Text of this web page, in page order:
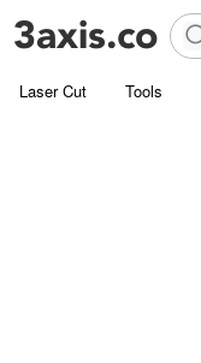
Laser Cut Tools